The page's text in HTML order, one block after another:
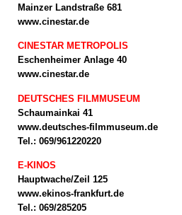
Mainzer Landstraße 681
www.cinestar.de
CINESTAR METROPOLIS
Eschenheimer Anlage 40
www.cinestar.de
DEUTSCHES FILMMUSEUM
Schaumainkai 41
www.deutsches-filmmuseum.de
Tel.: 069/961220220
E-KINOS
Hauptwache/Zeil 125
www.ekinos-frankfurt.de
Tel.: 069/285205